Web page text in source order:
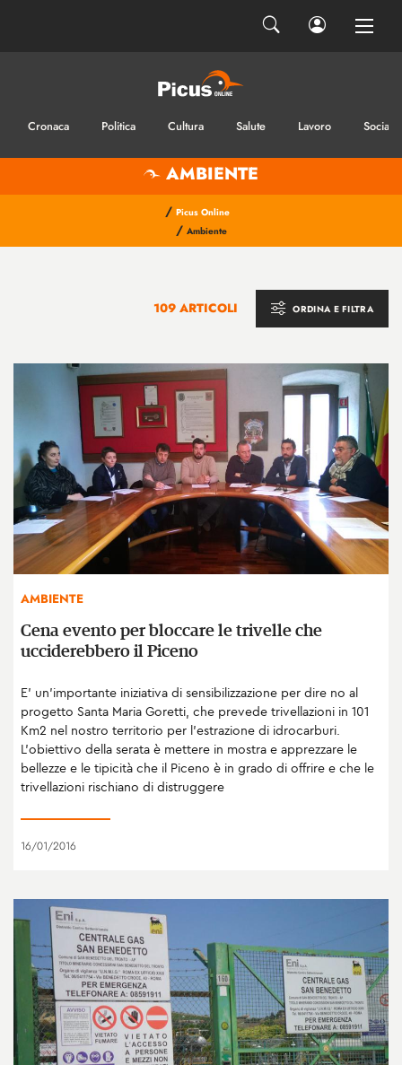
Cronaca Politica Cultura Salute Lavoro Sociale
AMBIENTE
/ Picus Online
/ Ambiente
109 ARTICOLI ORDINA E FILTRA
AMBIENTE
Cena evento per bloccare le trivelle che
ucciderebbero il Piceno
E' un’importante iniziativa di sensibilizzazione per dire no al
progetto Santa Maria Goretti, che prevede trivellazioni in 101
Km2 nel nostro territorio per l’estrazione di idrocarburi.
L’obiettivo della serata è mettere in mostra e apprezzare le
bellezze e le tipicità che il Piceno è in grado di offrire e che le
trivellazioni rischiano di distruggere
16/01/2016